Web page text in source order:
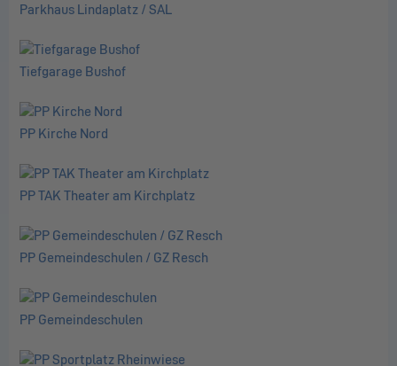
Parkhaus Lindaplatz / SAL
Tiefgarage Bushof
PP Kirche Nord
PP TAK Theater am Kirchplatz
PP Gemeindeschulen / GZ Resch
PP Gemeindeschulen